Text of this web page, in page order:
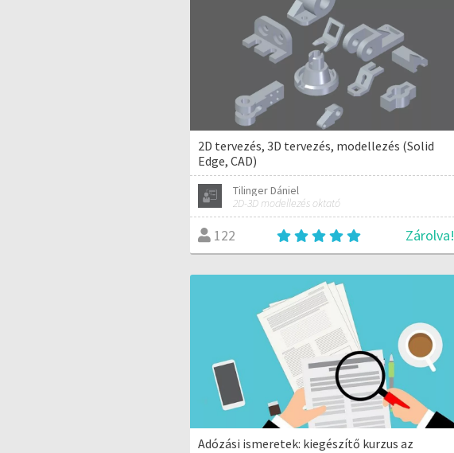
2D tervezés, 3D tervezés, modellezés (Solid
Edge, CAD)
Tilinger Dániel
2D-3D modellezés oktató
122 Zárolva!
Adózási ismeretek: kiegészítő kurzus az